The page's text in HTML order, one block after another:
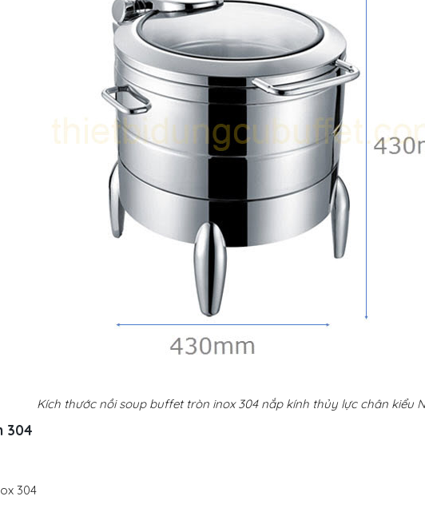
Kích thước nồi soup buffet tròn inox 304 nắp kính thủy lực chân kiểu
304
304